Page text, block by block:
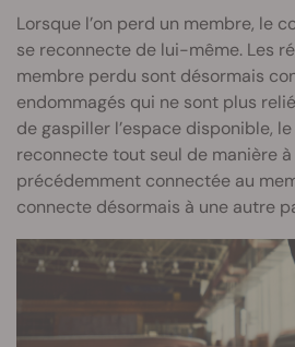
Lorsque l’on perd un membre, le
se reconnecte de lui-même. Les
membre perdu sont désormais
endommagés qui ne sont plus
de gaspiller l’espace disponible,
reconnecte tout seul de manière
précédemment connectée au
connecte désormais à une autre